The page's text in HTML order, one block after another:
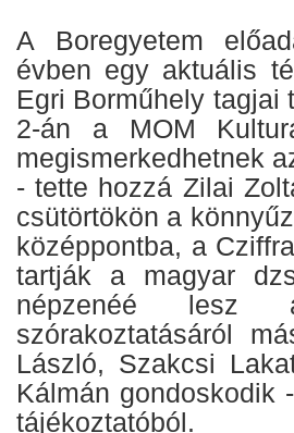
A Boregyetem
évben egy aktuális
Egri Borműhely tagjai
2-án a MOM
megismerkedhetnek
- tette hozzá Zilai
csütörtökön a
középpontba, a
tartják a magyar
népzenéé lesz
szórakoztatásáról
László, Szakcsi
Kálmán gondoskodik
tájékoztatóból.